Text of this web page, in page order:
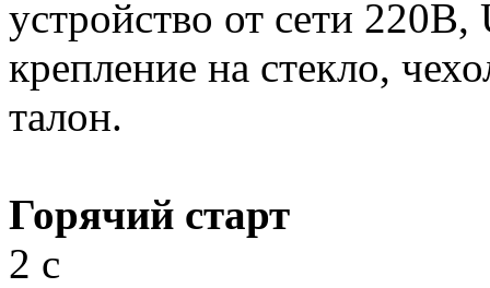
устройство от сети 220В,
крепление на стекло,
талон.
Горячий старт
2 с